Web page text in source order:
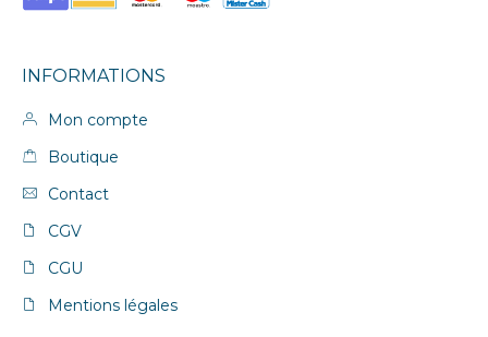
INFORMATIONS
Mon compte
Boutique
Contact
CGV
CGU
Mentions légales